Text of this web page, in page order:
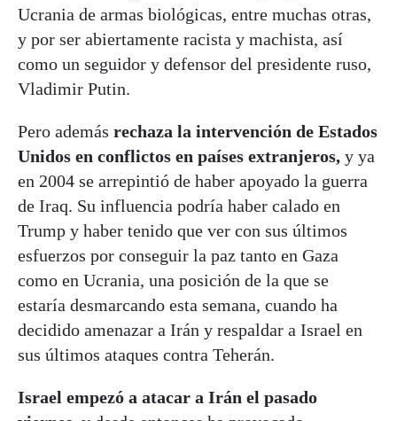
Ucrania de armas biológicas, entre muchas otras,
y por ser abiertamente racista y machista, así
como un seguidor y defensor del presidente ruso,
Vladimir Putin.
Pero además rechaza la intervención de Estados
Unidos en conflictos en países extranjeros, y ya
en 2004 se arrepintió de haber apoyado la guerra
de Iraq. Su influencia podría haber calado en
Trump y haber tenido que ver con sus últimos
esfuerzos por conseguir la paz tanto en Gaza
como en Ucrania, una posición de la que se
estaría desmarcando esta semana, cuando ha
decidido amenazar a Irán y respaldar a Israel en
sus últimos ataques contra Teherán.
Israel empezó a atacar a Irán el pasado